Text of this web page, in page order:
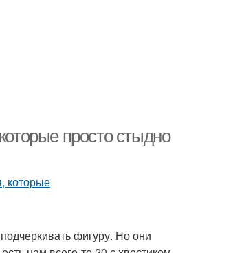
просто стыдно
фигуру. Но они